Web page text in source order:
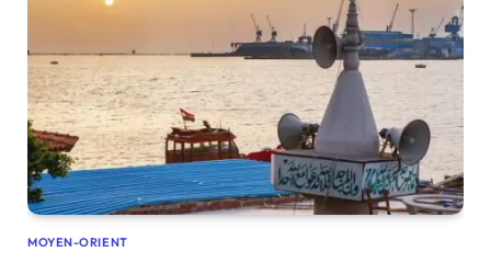
MOYEN-ORIENT